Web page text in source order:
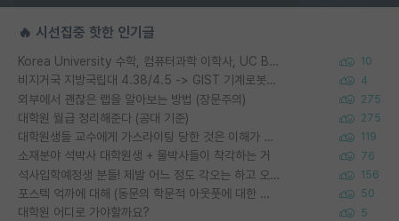
🔥 시선집중 핫한 인기글
Korea University 수학, 컴퓨터과학 이학사, UC Berkeley 산업공학 대학원 공학박사가 되는 것은 쉽지 않겠죠? 10
비지거국 지방국립대 4.38/4.5 -> GIST 기계로봇공학과 석사 4
외부에서 괜찮은 랩을 알아보는 방법 (장문주의) 275
대학원 월급 정리해준다 (공대 기준) 275
대학원생들 교수에게 가스라이팅 당한 것은 이해가 갑니다. 안타깝네요. 119
소재분야 석박사 대학원생 + 물박사들이 착각하는 거 76
석사입학예정생 분들! 제발 어느 정도 각오는 하고 오세요. 156
포스텍 억까에 대해 (동문의 학문적 아웃풋에 대한 반박) 50
대학원 어디로 가야할까요? 5